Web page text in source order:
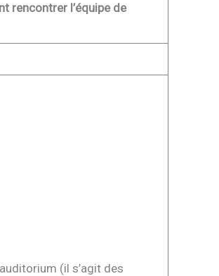
rencontrer l’équipe de
(il s’agit des